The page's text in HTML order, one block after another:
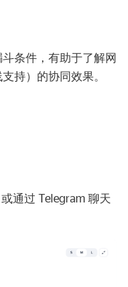
条件，有助于了解网
持）的协同效果。
通过 Telegram 聊天